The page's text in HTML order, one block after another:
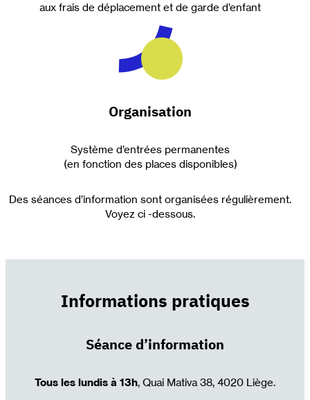
aux frais de déplacement et de garde d’enfant
Organisation
Système d’entrées permanentes
(en fonction des places disponibles)
Des séances d’information sont organisées régulièrement.
Voyez ci -dessous.
Informations pratiques
Séance d’information
Tous les lundis à 13h, Quai Mativa 38, 4020 Liège.